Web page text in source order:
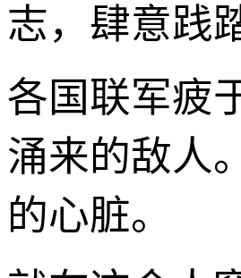
志，肆意践
各国联军疲
涌来的敌人
的心脏。